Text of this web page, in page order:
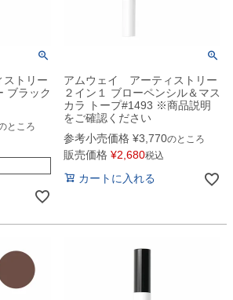
トリー
ブラック
ところ
アムウェイ アーティストリー
２イン１ ブローペンシル＆マス
カラ トープ#1493 ※商品説明
をご確認ください
参考小売価格 ¥3,770のところ
販売価格 ¥2,680税込
カートに入れる